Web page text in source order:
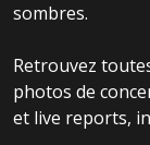
sombres.
Retrouvez
photos de
et live reports,